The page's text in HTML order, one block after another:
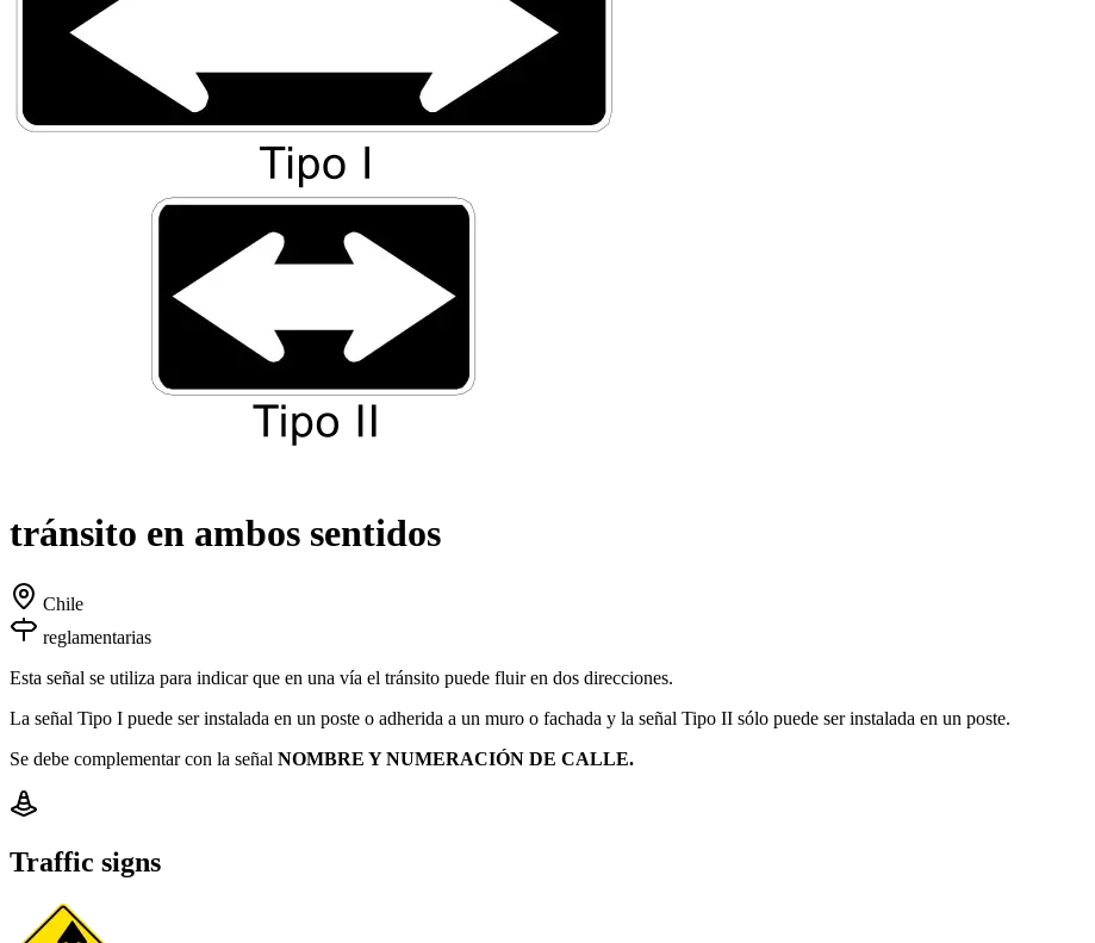
tránsito en ambos sentidos
Chile
reglamentarias
Esta señal se utiliza para indicar que en una vía el tránsito puede fluir en dos direcciones.
La señal Tipo I puede ser instalada en un poste o adherida a un muro o fachada y la señal Tipo II sólo puede ser instalada en un poste.
Se debe complementar con la señal NOMBRE Y NUMERACIÓN DE CALLE.
Traffic signs